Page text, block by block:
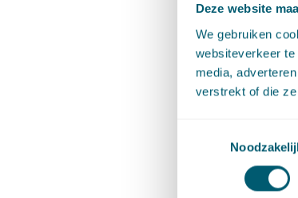
Deze website
We gebruiken
websiteverkeer
media,
verstrekt of die